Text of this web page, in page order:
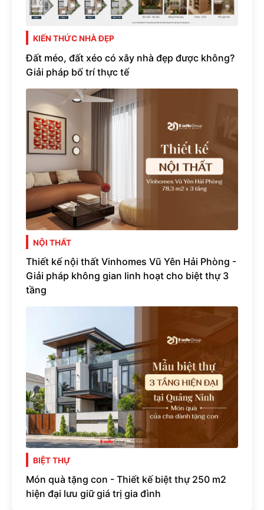
KIẾN THỨC NHÀ ĐẸP
Đất méo, đất xéo có xây nhà đẹp được không?
Giải pháp bố trí thực tế
NỘI THẤT
Thiết kế nội thất Vinhomes Vũ Yên Hải Phòng -
Giải pháp không gian linh hoạt cho biệt thự 3
tầng
BIỆT THỰ
Món quà tặng con - Thiết kế biệt thự 250 m2
hiện đại lưu giữ giá trị gia đình